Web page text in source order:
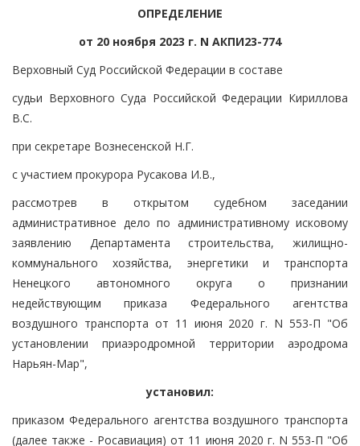
ОПРЕДЕЛЕНИЕ
от 20 ноября 2023 г. N АКПИ23-774
Верховный Суд Российской Федерации в составе
судьи Верховного Суда Российской Федерации Кириллова
В.С.
при секретаре Вознесенской Н.Г.
с участием прокурора Русакова И.В.,
рассмотрев в открытом судебном заседании
административное дело по административному исковому
заявлению Департамента строительства, жилищно-
коммунального хозяйства, энергетики и транспорта
Ненецкого автономного округа о признании
недействующим приказа Федерального агентства
воздушного транспорта от 11 июня 2020 г. N 553-П "Об
установлении приаэродромной территории аэродрома
Нарьян-Мар",
установил:
приказом Федерального агентства воздушного транспорта
(далее также - Росавиация) от 11 июня 2020 г. N 553-П "Об